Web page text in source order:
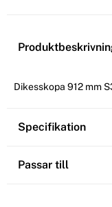
Dikesskopa 912 mm
Specifikation
Passar till